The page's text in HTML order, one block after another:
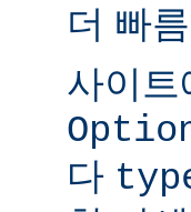
더 빠
사이트
다